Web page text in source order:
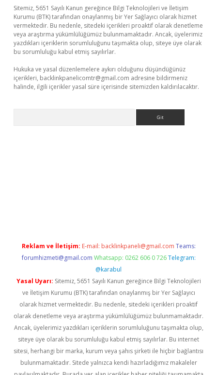
Sitemiz, 5651 Sayılı Kanun gereğince Bilgi Teknolojileri ve İletişim
Kurumu (BTK) tarafından onaylanmış bir Yer Sağlayıcı olarak hizmet
vermektedir. Bu nedenle, sitedeki içerikleri proaktif olarak denetleme
veya araştırma yükümlülüğümüz bulunmamaktadır. Ancak, üyelerimiz
yazdıkları içeriklerin sorumluluğunu taşımakta olup, siteye üye olarak
bu sorumluluğu kabul etmiş sayılırlar.
Hukuka ve yasal düzenlemelere aykırı olduğunu düşündüğünüz
içerikleri, backlinkpanelicomtr@gmail.com adresine bildirmeniz
halinde, ilgili içerikler yasal süre içerisinde sitemizden kaldırılacaktır.
Reklam ve İletişim: E-mail: backlinkpaneli@gmail.com Teams:
forumhizmeti@gmail.com Whatsapp: 0262 606 0 726 Telegram:
@karabul
Yasal Uyarı: Sitemiz, 5651 Sayılı Kanun gereğince Bilgi Teknolojileri
ve İletişim Kurumu (BTK) tarafından onaylanmış bir Yer Sağlayıcı
olarak hizmet vermektedir. Bu nedenle, sitedeki içerikleri proaktif
olarak denetleme veya araştırma yükümlülüğümüz bulunmamaktadır.
Ancak, üyelerimiz yazdıkları içeriklerin sorumluluğunu taşımakta olup,
siteye üye olarak bu sorumluluğu kabul etmiş sayılırlar. Bu internet
sitesi, herhangi bir marka, kurum veya şahıs şirketi ile hiçbir bağlantısı
bulunmamaktadır. Sitede yalnızca kendi hazırladığımız makaleler